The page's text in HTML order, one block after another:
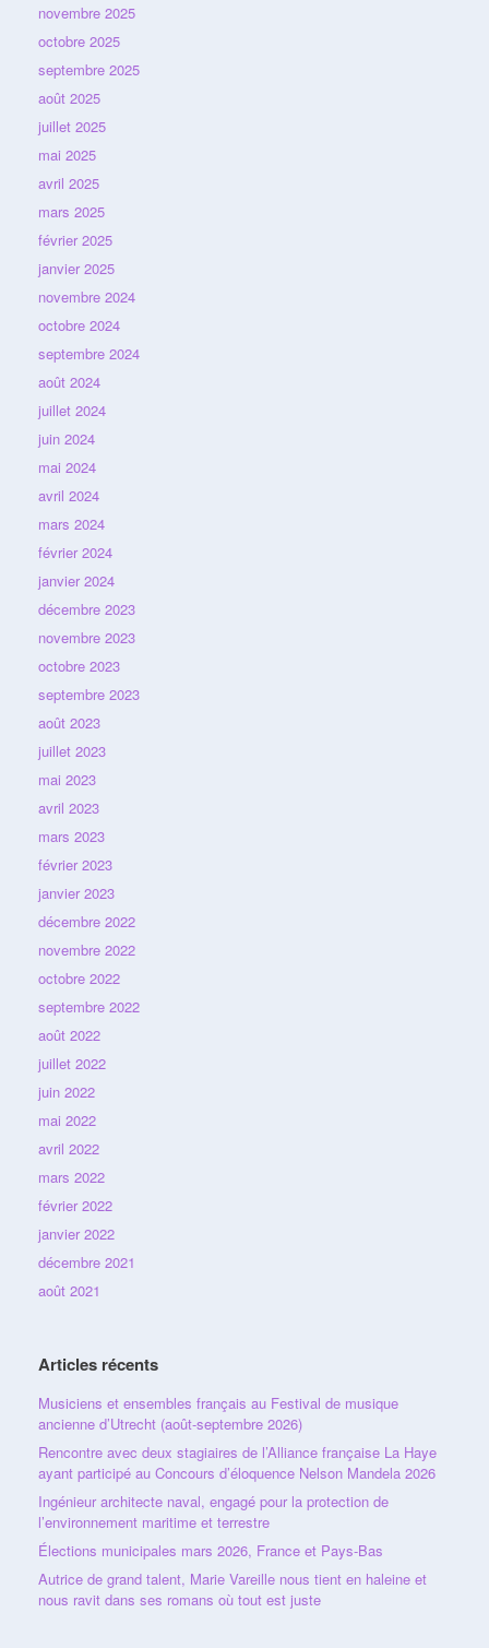
novembre 2025
octobre 2025
septembre 2025
août 2025
juillet 2025
mai 2025
avril 2025
mars 2025
février 2025
janvier 2025
novembre 2024
octobre 2024
septembre 2024
août 2024
juillet 2024
juin 2024
mai 2024
avril 2024
mars 2024
février 2024
janvier 2024
décembre 2023
novembre 2023
octobre 2023
septembre 2023
août 2023
juillet 2023
mai 2023
avril 2023
mars 2023
février 2023
janvier 2023
décembre 2022
novembre 2022
octobre 2022
septembre 2022
août 2022
juillet 2022
juin 2022
mai 2022
avril 2022
mars 2022
février 2022
janvier 2022
décembre 2021
août 2021
Articles récents
Musiciens et ensembles français au Festival de musique
ancienne d’Utrecht (août-septembre 2026)
Rencontre avec deux stagiaires de l’Alliance française La Haye
ayant participé au Concours d’éloquence Nelson Mandela 2026
Ingénieur architecte naval, engagé pour la protection de
l’environnement maritime et terrestre
Élections municipales mars 2026, France et Pays-Bas
Autrice de grand talent, Marie Vareille nous tient en haleine et
nous ravit dans ses romans où tout est juste